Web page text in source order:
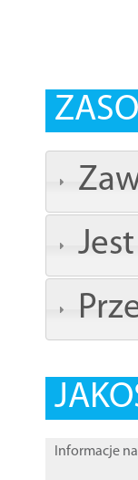
Informacje